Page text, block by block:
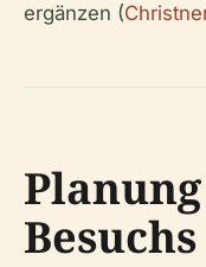
ergänzen (
Besuchs